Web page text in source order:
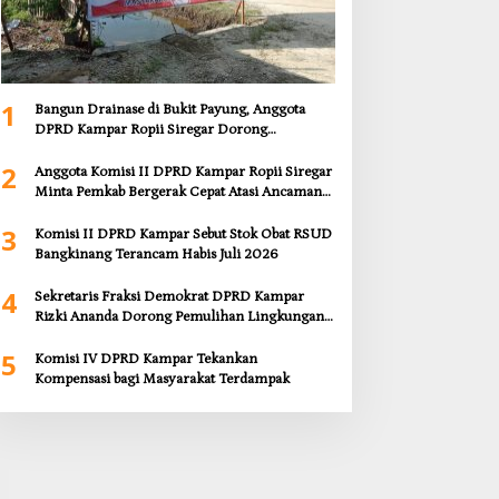
1
Bangun Drainase di Bukit Payung, Anggota
DPRD Kampar Ropii Siregar Dorong
Dasar
2
Anggota Komisi II DPRD Kampar Ropii Siregar
Minta Pemkab Bergerak Cepat Atasi Ancaman
Dihati
3
Komisi II DPRD Kampar Sebut Stok Obat RSUD
Bangkinang Terancam Habis Juli 2026
4
Sekretaris Fraksi Demokrat DPRD Kampar
Rizki Ananda Dorong Pemulihan Lingkungan
5
Komisi IV DPRD Kampar Tekankan
Kompensasi bagi Masyarakat Terdampak